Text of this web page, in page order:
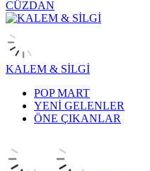
CÜZDAN
KALEM & SİLGİ
POP MART
YENİ GELENLER
ÖNE ÇIKANLAR